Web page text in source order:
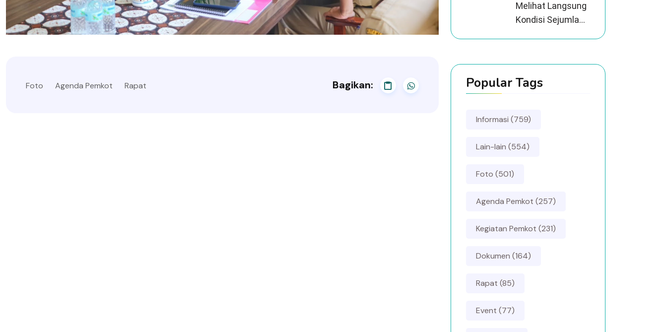
Foto Agenda Pemkot Rapat Bagikan:
Melihat Langsung
Kondisi Sejumla...
Popular Tags
Informasi (759)
Lain-lain (554)
Foto (501)
Agenda Pemkot (257)
Kegiatan Pemkot (231)
Dokumen (164)
Rapat (85)
Event (77)